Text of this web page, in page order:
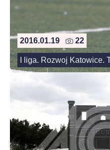
2016.01.19 22
I liga. Rozwoj Katowice.